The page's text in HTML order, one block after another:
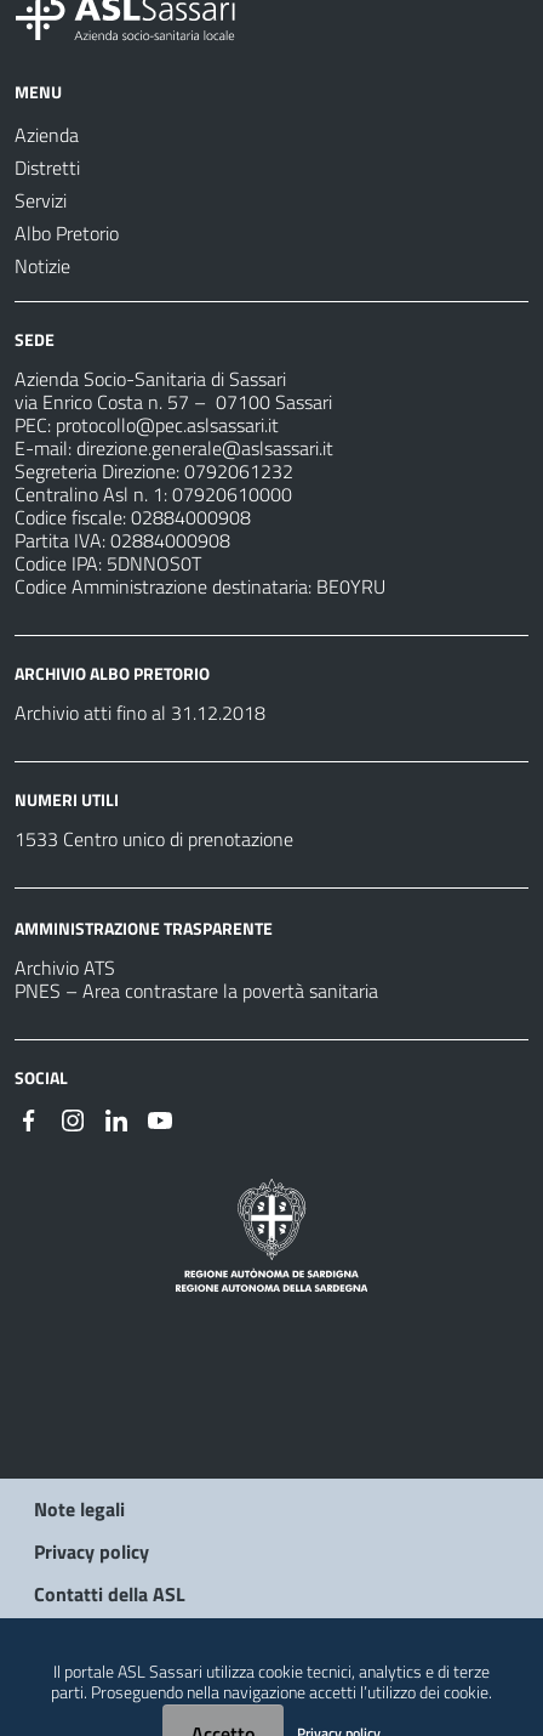
MENU
Azienda
Distretti
Servizi
Albo Pretorio
Notizie
SEDE
Azienda Socio-Sanitaria di Sassari
via Enrico Costa n. 57 – 07100 Sassari
PEC: protocollo@pec.aslsassari.it
E-mail:direzione.generale@aslsassari.it
Segreteria Direzione: 0792061232
Centralino Asl n. 1: 07920610000
Codice fiscale: 02884000908
Partita IVA: 02884000908
Codice IPA: 5DNNOS0T
Codice Amministrazione destinataria: BE0YRU
ARCHIVIO ALBO PRETORIO
Archivio atti fino al 31.12.2018
NUMERI UTILI
1533 Centro unico di prenotazione
AMMINISTRAZIONE TRASPARENTE
Archivio ATS
PNES – Area contrastare la povertà sanitaria
SOCIAL
Note legali
Privacy policy
Contatti della ASL
Il portale ASL Sassari utilizza cookie tecnici, analytics e di terze
parti. Proseguendo nella navigazione accetti l’utilizzo dei cookie.